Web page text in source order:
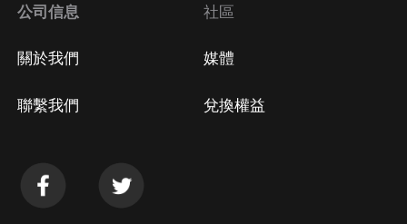
公司信息
關於我們
聯繫我們
社區
媒體
兌換權益